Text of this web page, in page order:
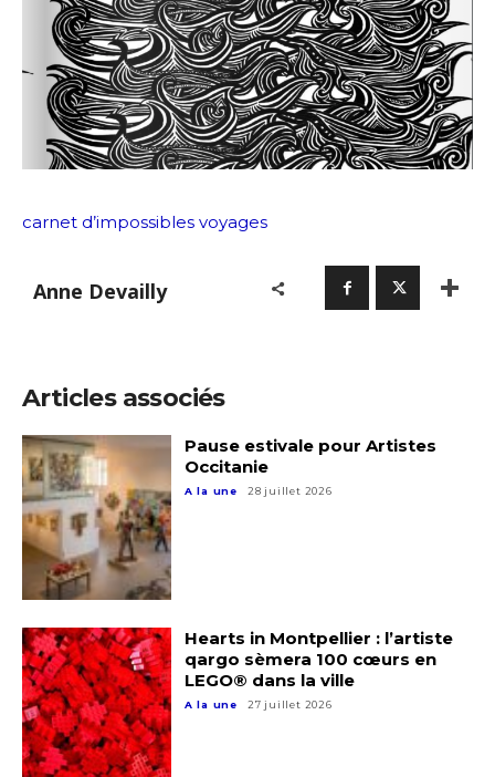
Adresse email*
carnet d’impossibles voyages
Anne Devailly
Articles associés
Pause estivale pour Artistes
Occitanie
A la une 28 juillet 2026
Hearts in Montpellier : l’artiste
qargo sèmera 100 cœurs en
LEGO® dans la ville
A la une 27 juillet 2026